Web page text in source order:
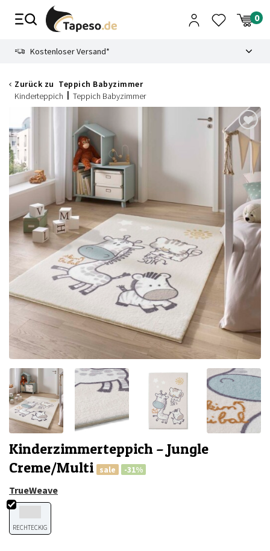
Zusammenbruch
Kostenloser Versand*
Zurück zu Teppich Babyzimmer
Kinderteppich
Teppich Babyzimmer
Kinderzimmerteppich – Jungle
Creme/Multi
sale -31%
TrueWeave
RECHTECKIG